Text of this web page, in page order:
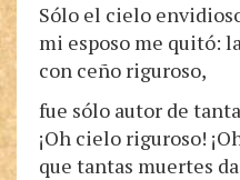
Sólo el cielo
mi esposo me quitó:
con ceño riguroso,
fue sólo autor de
¡Oh cielo riguroso!
que tantas muertes